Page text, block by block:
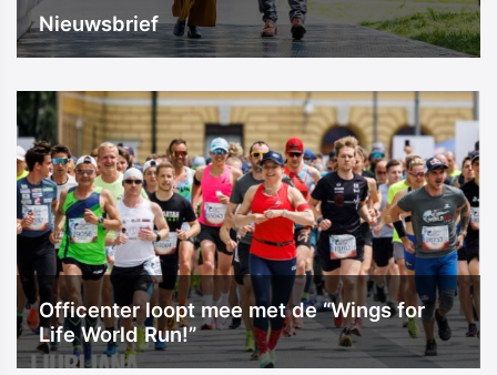
Nieuwsbrief
Officenter loopt mee met de “Wings for
Life World Run!”